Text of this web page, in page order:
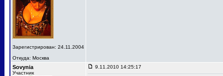
Зарегистрирован: 24.11.2004
Откуда: Москва
Sovynia
Участник
9.11.2010 14:25:17